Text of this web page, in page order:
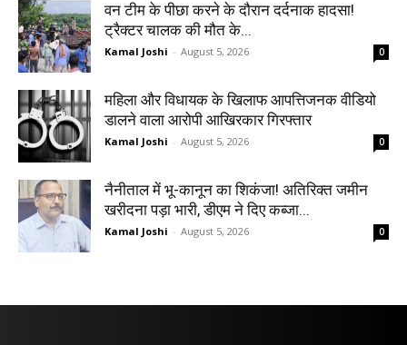
वन टीम के पीछा करने के दौरान दर्दनाक हादसा!
ट्रैक्टर चालक की मौत के...
Kamal Joshi - August 5, 2026 0
महिला और विधायक के खिलाफ आपत्तिजनक वीडियो
डालने वाला आरोपी आखिरकार गिरफ्तार
Kamal Joshi - August 5, 2026 0
नैनीताल में भू-कानून का शिकंजा! अतिरिक्त जमीन
खरीदना पड़ा भारी, डीएम ने दिए कब्जा...
Kamal Joshi - August 5, 2026 0